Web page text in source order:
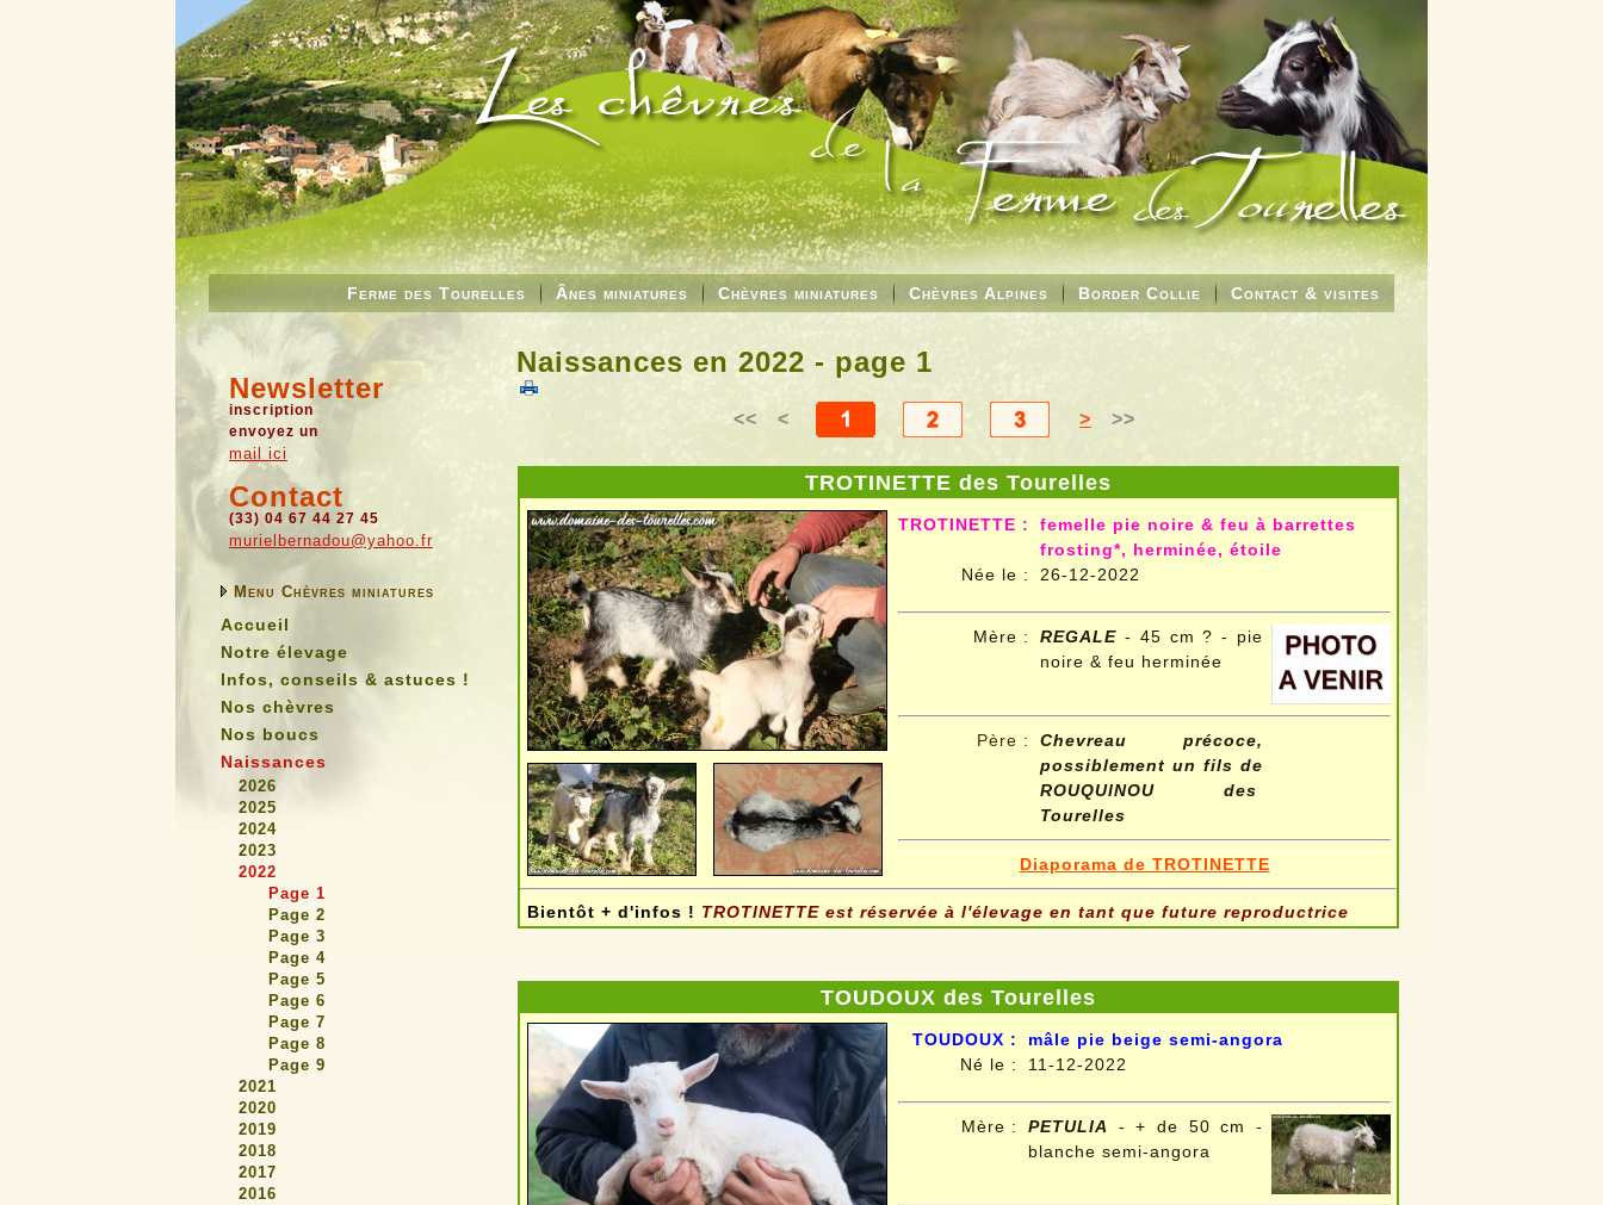
Ferme des Tourelles Ânes miniatures Chèvres miniatures Chèvres Alpines Border Collie Contact & visites
Newsletter
inscription
envoyez un
mail ici
Contact
(33) 04 67 44 27 45
murielbernadou@yahoo.fr
Menu Chèvres miniatures
Accueil
Notre élevage
Infos, conseils & astuces !
Nos chèvres
Nos boucs
Naissances
2026
2025
2024
2023
2022
Page 1
Page 2
Page 3
Page 4
Page 5
Page 6
Page 7
Page 8
Page 9
2021
2020
2019
2018
2017
2016
Naissances en 2022 - page 1
<< < > >>
TROTINETTE des Tourelles
TROTINETTE :
Née le :
femelle pie noire & feu à barrettes
frosting*, herminée, étoile
26-12-2022
Mère : REGALE - 45 cm ? - pie
noire & feu herminée
Père :
Chevreau précoce,
possiblement un fils de
ROUQUINOU des
Tourelles
Diaporama de TROTINETTE
Bientôt + d'infos ! TROTINETTE est réservée à l'élevage en tant que future reproductrice
TOUDOUX des Tourelles
TOUDOUX :
Né le :
mâle pie beige semi-angora
11-12-2022
Mère : PETULIA
- + de 50 cm -
blanche semi-angora